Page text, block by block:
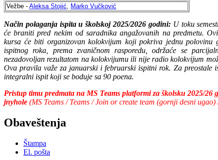
Vežbe - Aleksa Stojić Marko Vučković
Način polaganja ispita u školskoj 2025/2026 godini: U toku
će braniti pred nekim od saradnika angažovanih na predmetu.
kursa će biti organizovan kolokvijum koji pokriva jednu
ispitnog roka, prema zvaničnom rasporedu, održaće se
nezadovoljan rezultatom na kolokvijumu ili nije radio kolokvijum
Ova pravila važe za januarski i februarski ispitni rok. Za preostale
integralni ispit koji se boduje sa 90 poena.
Pristup timu predmata na MS Teams platformi za školsku 2025/26
jnyhole (MS Teams / Teams / Join or create team (gornji desni
Obaveštenja
Štampa
El. pošta